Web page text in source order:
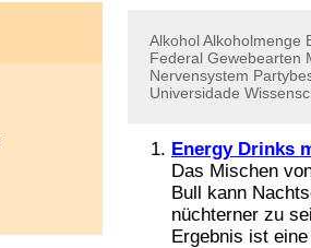
AlkoholAlkoholmenge
Federal Gewebearten
Nervensystem
Universidade
Energy Drinks
Das Mischen
Bull kann
nüchterner zu
Ergebnis ist